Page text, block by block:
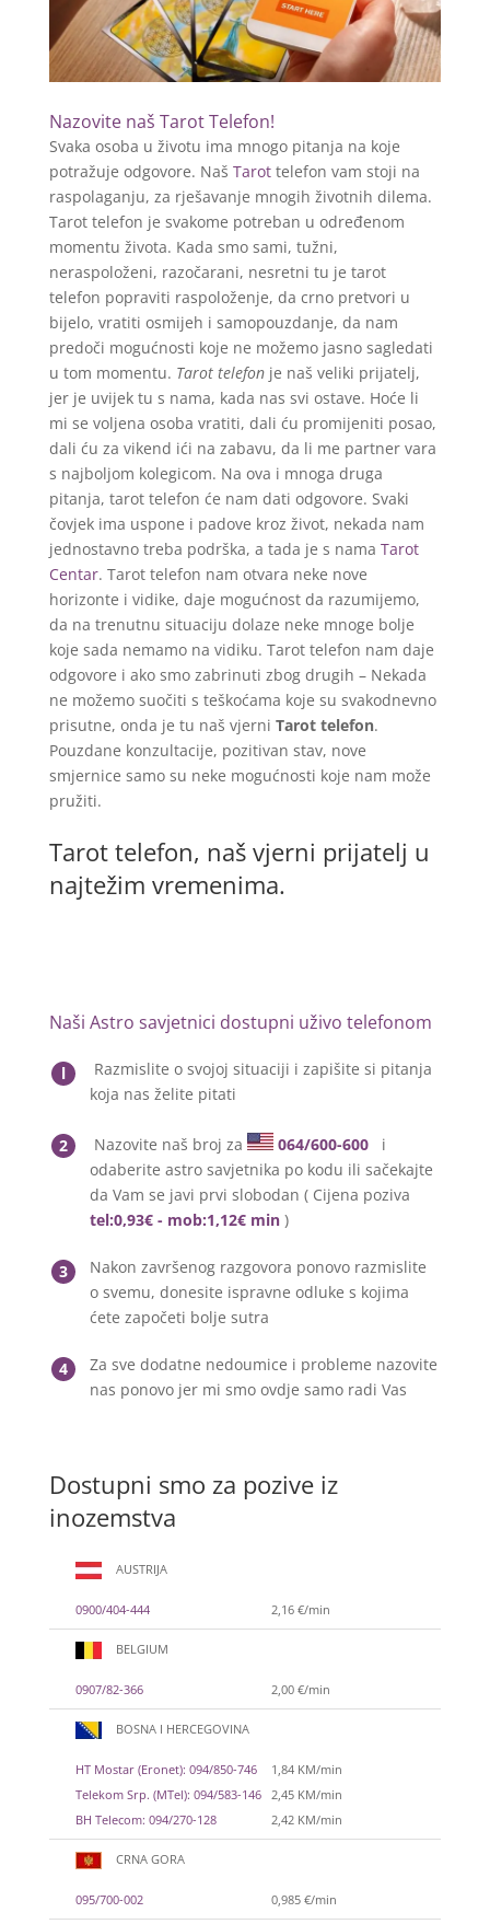
Nazovite naš Tarot Telefon!
Svaka osoba u životu ima mnogo pitanja na koje
potražuje odgovore. Naš Tarottelefon vam stoji na
raspolaganju, za rješavanje mnogih životnih dilema.
Tarot telefon je svakome potreban u određenom
momentu života. Kada smo sami, tužni,
neraspoloženi, razočarani, nesretni tu je tarot
telefon popraviti raspoloženje, da crno pretvori u
bijelo, vratiti osmijeh i samopouzdanje, da nam
predoči mogućnosti koje ne možemo jasno sagledati
u tom momentu. Tarot telefonje naš veliki prijatelj,
jer je uvijek tu s nama, kada nas svi ostave. Hoće li
mi se voljena osoba vratiti, dali ću promijeniti posao,
dali ću za vikend ići na zabavu, da li me partner vara
s najboljom kolegicom. Na ova i mnoga druga
pitanja, tarot telefon će nam dati odgovore. Svaki
čovjek ima uspone i padove kroz život, nekada nam
jednostavno treba podrška, a tada je s nama Tarot
Centar. Tarot telefon nam otvara neke nove
horizonte i vidike, daje mogućnost da razumijemo,
da na trenutnu situaciju dolaze neke mnoge bolje
koje sada nemamo na vidiku. Tarot telefon nam daje
odgovore i ako smo zabrinuti zbog drugih – Nekada
ne možemo suočiti s teškoćama koje su svakodnevno
prisutne, onda je tu naš vjerni Tarot telefon.
Pouzdane konzultacije, pozitivan stav, nove
smjernice samo su neke mogućnosti koje nam može
pružiti.
Tarot telefon, naš vjerni prijatelj u
najtežim vremenima.
Naši Astro savjetnici dostupni uživo telefonom
l
Razmislite o svojoj situaciji i zapišite si pitanja
koja nas želite pitati
2 Nazovite naš broj za 064/600-600
i
odaberite astro savjetnika po kodu ili sačekajte
da Vam se javi prvi slobodan ( Cijena poziva
tel:0,93€ - mob:1,12€ min )
3
Nakon završenog razgovora ponovo razmislite
o svemu, donesite ispravne odluke s kojima
ćete započeti bolje sutra
4
Za sve dodatne nedoumice i probleme nazovite
nas ponovo jer mi smo ovdje samo radi Vas
Dostupni smo za pozive iz
inozemstva
AUSTRIJA
0900/404-444 2,16 €/min
BELGIUM
0907/82-366 2,00 €/min
BOSNA I HERCEGOVINA
HT Mostar (Eronet): 094/850-746
1,84 KM/min
Telekom Srp. (MTel): 094/583-146
2,45 KM/min
BH Telecom: 094/270-128
2,42 KM/min
CRNA GORA
095/700-002 0,985 €/min